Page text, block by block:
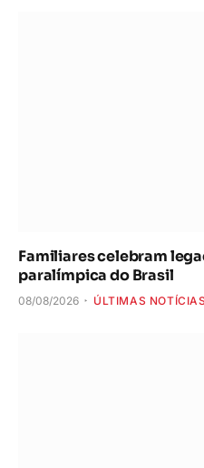
Familiares celebram
paralímpica do Brasil
08/08/2026 ÚLTIMAS NOTÍCIAS